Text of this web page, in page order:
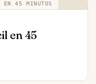
EN 45 MINUTOS
en 45